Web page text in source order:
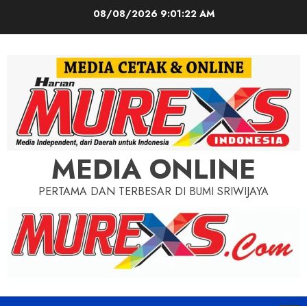
08/08/2026 9:01:24 AM
MEDIA ONLINE
PERTAMA DAN TERBESAR DI BUMI SRIWIJAYA